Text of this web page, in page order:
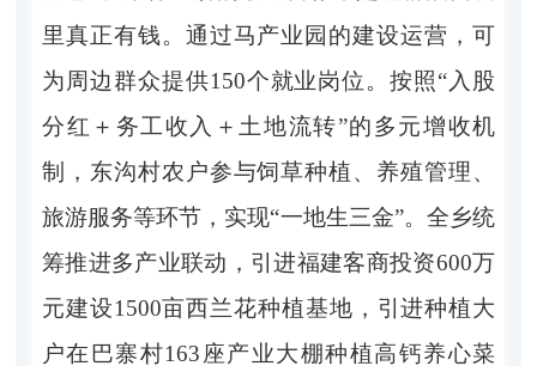
里真正有钱。通过马产业园的建设运营，可
为周边群众提供150个就业岗位。按照“入股
分红＋务工收入＋土地流转”的多元增收机
制，东沟村农户参与饲草种植、养殖管理、
旅游服务等环节，实现“一地生三金”。全乡统
筹推进多产业联动，引进福建客商投资600万
元建设1500亩西兰花种植基地，引进种植大
户在巴寨村163座产业大棚种植高钙养心菜